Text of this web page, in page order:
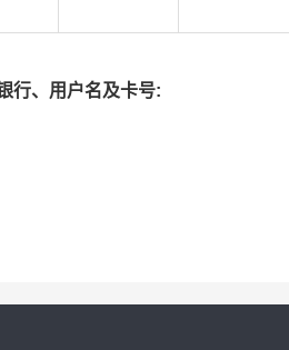
行、用户名及卡号: